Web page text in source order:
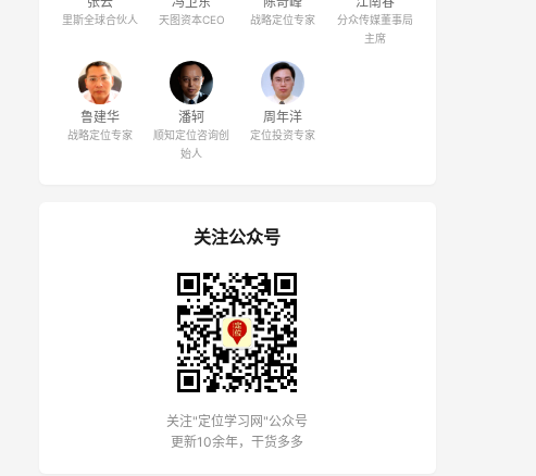
里斯全球合伙人 天图资本CEO 战略定位专家
分众传媒董事局
主席
鲁建华
战略定位专家
潘轲
顺知定位咨询创
始人
周年洋
定位投资专家
关注公众号
关注"定位学习网"公众号
更新10余年，干货多多